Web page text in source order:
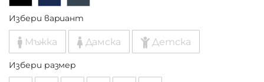
Избери вариант
Мъжка Дамска Детска
Избери размер